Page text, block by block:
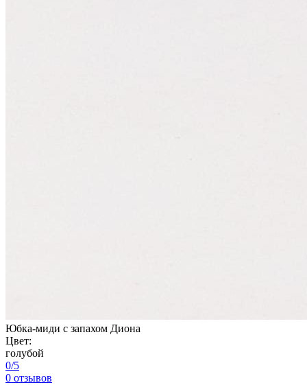
Юбка-миди с запахом Диона
Цвет:
голубой
0/5
0 отзывов